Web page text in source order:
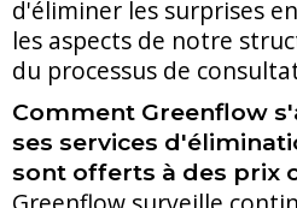
d'éliminer les surprises
les aspects de notre
du processus de
Comment Greenflow
ses services
sont offerts à des prix